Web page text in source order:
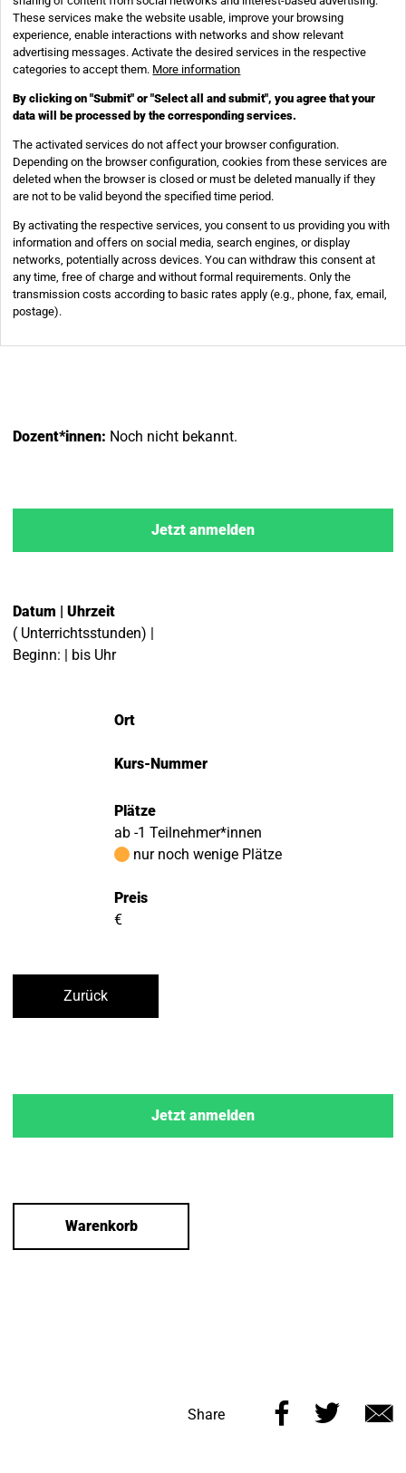
Dozent*innen: Noch nicht bekannt.
Jetzt anmelden
Datum | Uhrzeit
( Unterrichtsstunden) |
Beginn: | bis Uhr
Ort
Kurs-Nummer
Plätze
ab -1 Teilnehmer*innen
nur noch wenige Plätze
Preis
€
Zurück
Jetzt anmelden
Warenkorb
Share
Share Share